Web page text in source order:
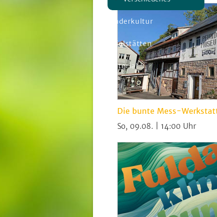
Kinderkultur
Spielstätten
Material
Die bunte Mess-
So, 09.08. | 14:00